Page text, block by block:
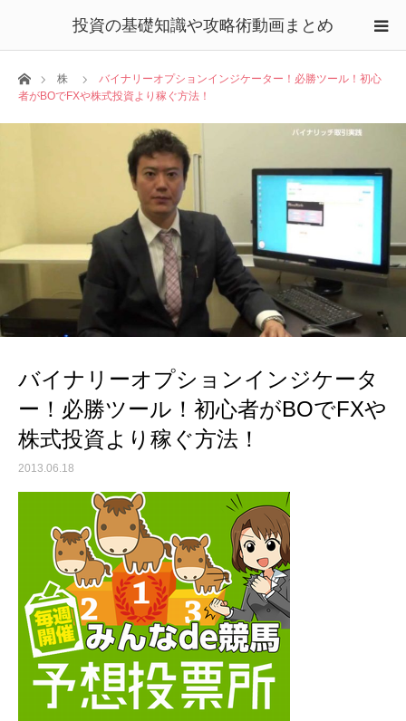
投資の基礎知識や攻略術動画まとめ
ホーム株
バイナリーオプションインジケーター！必勝ツール！初心
者がBOでFXや株式投資より稼ぐ方法！
バイナリーオプションインジケータ
ー！必勝ツール！初心者がBOでFXや
株式投資より稼ぐ方法！
2013.06.18